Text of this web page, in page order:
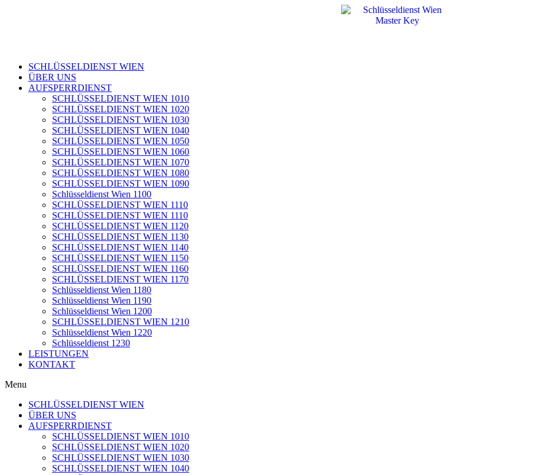
SCHLÜSSELDIENST WIEN
ÜBER UNS
AUFSPERRDIENST
SCHLÜSSELDIENST WIEN 1010
SCHLÜSSELDIENST WIEN 1020
SCHLÜSSELDIENST WIEN 1030
SCHLÜSSELDIENST WIEN 1040
SCHLÜSSELDIENST WIEN 1050
SCHLÜSSELDIENST WIEN 1060
SCHLÜSSELDIENST WIEN 1070
SCHLÜSSELDIENST WIEN 1080
SCHLÜSSELDIENST WIEN 1090
Schlüsseldienst Wien 1100
SCHLÜSSELDIENST WIEN 1110
SCHLÜSSELDIENST WIEN 1110
SCHLÜSSELDIENST WIEN 1120
SCHLÜSSELDIENST WIEN 1130
SCHLÜSSELDIENST WIEN 1140
SCHLÜSSELDIENST WIEN 1150
SCHLÜSSELDIENST WIEN 1160
SCHLÜSSELDIENST WIEN 1170
Schlüsseldienst Wien 1180
Schlüsseldienst Wien 1190
Schlüsseldienst Wien 1200
SCHLÜSSELDIENST WIEN 1210
Schlüsseldienst Wien 1220
Schlüsseldienst 1230
LEISTUNGEN
KONTAKT
Menu
SCHLÜSSELDIENST WIEN
ÜBER UNS
AUFSPERRDIENST
SCHLÜSSELDIENST WIEN 1010
SCHLÜSSELDIENST WIEN 1020
SCHLÜSSELDIENST WIEN 1030
SCHLÜSSELDIENST WIEN 1040